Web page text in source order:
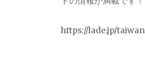
https://lade.jp/